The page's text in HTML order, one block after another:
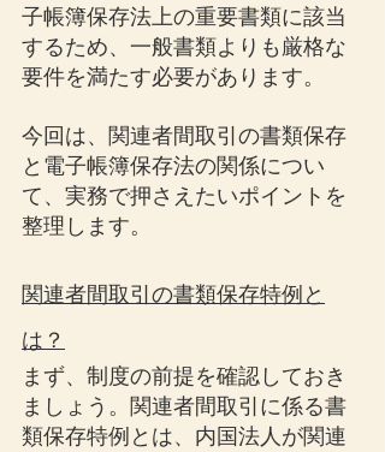
子帳簿保存法上の重要書類に該当
するため、一般書類よりも厳格な
要件を満たす必要があります。
今回は、関連者間取引の書類保存
と電子帳簿保存法の関係につい
て、実務で押さえたいポイントを
整理します。
関連者間取引の書類保存特例と
は？
まず、制度の前提を確認しておき
ましょう。関連者間取引に係る書
類保存特例とは、内国法人が関連